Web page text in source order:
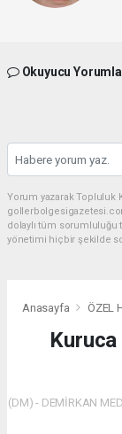
Okuyucu
Yorum yazarak Topluluk
dolaylı tüm sorumluluğu
yönetimi hiçbir şekilde
Anasayfa ÖZEL
(DM) - DEMİRKAN